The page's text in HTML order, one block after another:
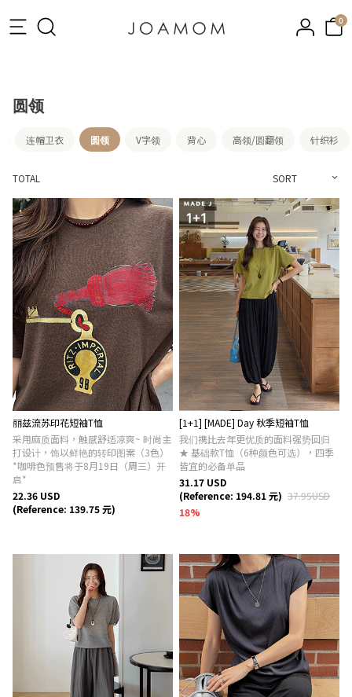
0
圆领
连帽卫衣 圆领 V字领 背心 高领/圆翻领 针织衫
TOTAL
丽兹流苏印花短袖T恤
采用麻质面料，触感舒适凉爽~ 时尚主
打设计，饰以鲜艳的转印图案（3色）
*咖啡色预售将于8月19日（周三）开
启*
22.36 USD
(Reference: 139.75 元)
[1+1] [MADE] Day 秋季短袖T恤
我们携比去年更优质的面料强势回归
★ 基础款T恤（6种颜色可选），四季
皆宜的必备单品
31.17 USD
(Reference: 194.81 元) 37.95USD
18%